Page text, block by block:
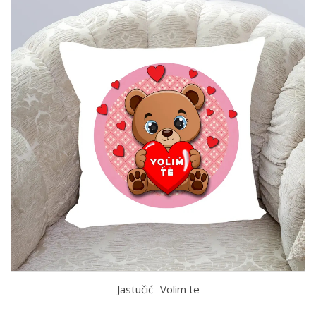
Jastučić- Volim te